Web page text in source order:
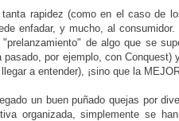
rapidez (como en el caso de
enfadar, y mucho, al
de algo que se
por ejemplo, con
a entender), ¡sino que la
un buen puñado quejas por
organizada, simplemente se